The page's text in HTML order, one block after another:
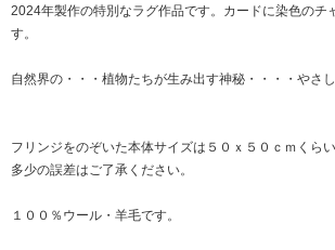
2024年製作の特別なラグ作品です。カードに染色のチ
す。
自然界の・・・植物たちが生み出す神秘・・・・やさ
フリンジをのぞいた本体サイズは５０ｘ５０ｃｍくらい
多少の誤差はご了承ください。
１００％ウール・羊毛です。